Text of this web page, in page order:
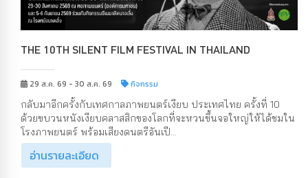
THE 10TH SILENT FILM FESTIVAL IN THAILAND
29 ส.ค. 69 - 30 ส.ค. 69 กิจกรรม
กลับมาอีกครั้งกับเทศกาลภาพยนตร์เงียบ ประเทศไทย ครั้งที่ 10
ด้วยขบวนหนังเงียบคลาสสิกของโลกที่จะหวนขึ้นจอใหญ่ให้ได้ชมใน
โรงภาพยนตร์ พร้อมเสียงดนตรีอันเปี...
อ่านรายละเอียด